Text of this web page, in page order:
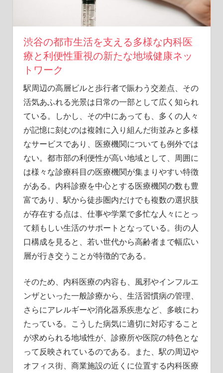
渋谷の都市生活を支える多様な内科医
療と利便性重視の新たな地域健康ネッ
トワーク
駅周辺の高層ビルと歩行者で賑わう交差点、その
活気あふれる光景は日常の一部として広く知られ
ている。
しかし、その中にあっても、多くの人々
が記憶に刻むのは複雑に入り組んだ街並みと多様
なサービスであり、医療機関についても例外では
ない。都市部の利便性が高い地域として、周囲に
は様々な診療科目の医療機関が集まりやすい特徴
がある。内科診療を中心とする医療機関の数も豊
富であり、駅から徒歩圏内だけでも複数の選択肢
が存在する点は、仕事や学業で多忙な人々にとっ
て頼もしい生活のサポートとなっている。街の人
口構成を見ると、若い世代から高齢者まで幅広い
層が行き交うことが特徴的である。
そのため、内科医療の内容も、風邪やインフルエ
ンザといった一般診療から、生活習慣病の管理、
さらにアレルギーや消化器系疾患など、多岐にわ
たっている。こうした病気に適切に対応すること
が求められる地域性が、診療所や医院の特色とな
って反映されているのである。また、駅の周辺や
オフィス街、商業施設の近くに位置する内科医療